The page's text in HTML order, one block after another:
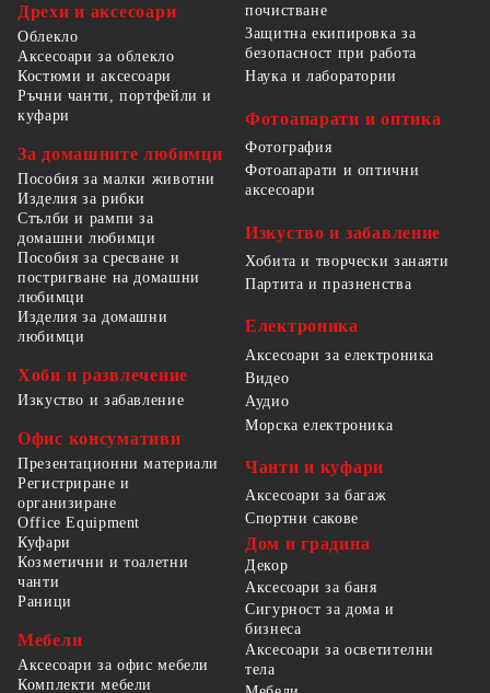
Дрехи и аксесоари
Облекло
Аксесоари за облекло
Костюми и аксесоари
Ръчни чанти, портфейли и
куфари
За домашните любимци
Пособия за малки животни
Изделия за рибки
Стълби и рампи за
домашни любимци
Пособия за сресване и
постригване на домашни
любимци
Изделия за домашни
любимци
Хоби и развлечение
Изкуство и забавление
Офис консумативи
Презентационни материали
Регистриране и
организиране
Office Equipment
почистване
Защитна екипировка за
безопасност при работа
Наука и лаборатории
Фотоапарати и оптика
Фотография
Фотоапарати и оптични
аксесоари
Изкуство и забавление
Хобита и творчески занаяти
Партита и празненства
Електроника
Аксесоари за електроника
Видео
Аудио
Морска електроника
Чанти и куфари
Аксесоари за багаж
Спортни сакове
Куфари
Козметични и тоалетни
чанти
Раници
Мебели
Аксесоари за офис мебели
Комплекти мебели
Дом и градина
Декор
Аксесоари за баня
Сигурност за дома и
бизнеса
Аксесоари за осветителни
тела